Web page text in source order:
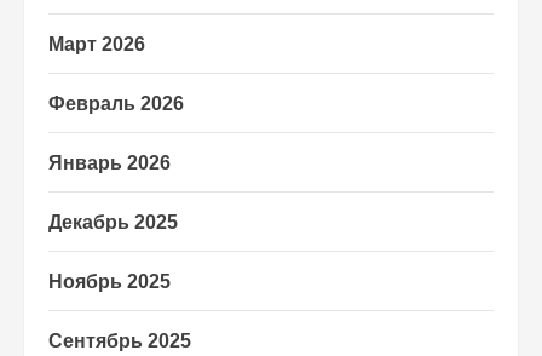
Март 2026
Февраль 2026
Январь 2026
Декабрь 2025
Ноябрь 2025
Сентябрь 2025